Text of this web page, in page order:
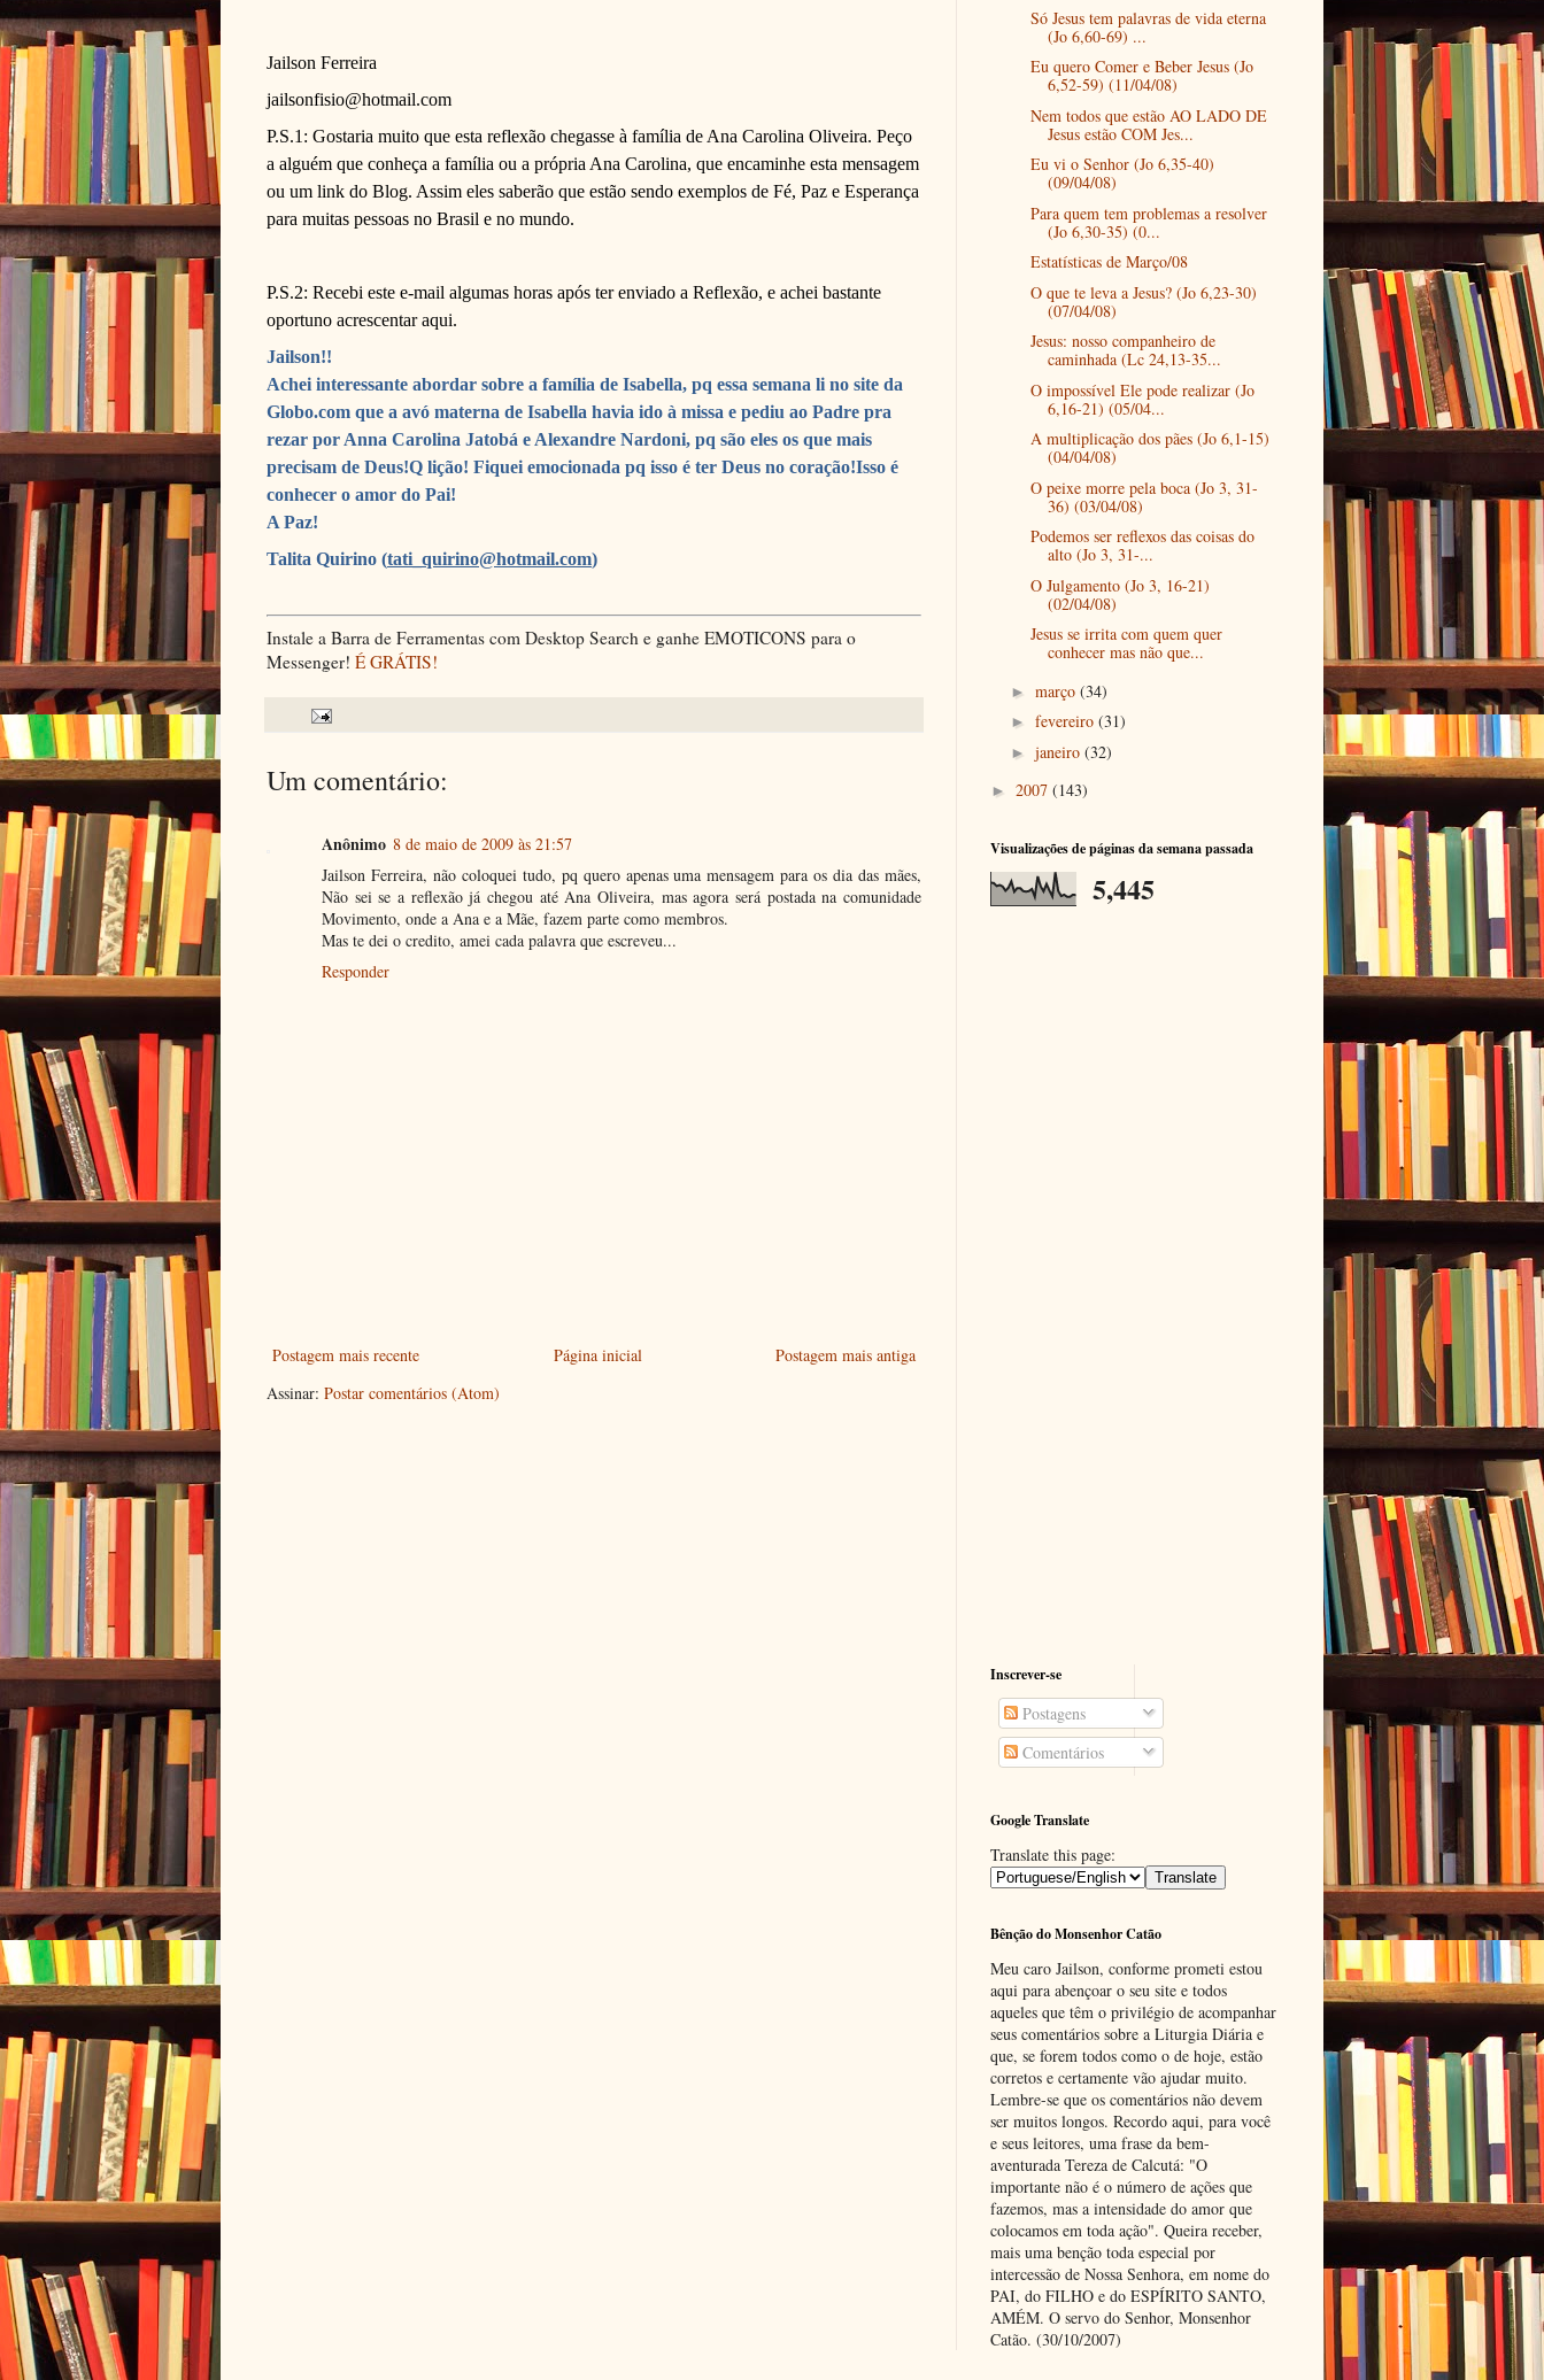
Jailson Ferreira
jailsonfisio@hotmail.com
P.S.1: Gostaria muito que esta reflexão chegasse à família de Ana Carolina Oliveira. Peço
a alguém que conheça a família ou a própria Ana Carolina, que encaminhe esta mensagem
ou um link do Blog. Assim eles saberão que estão sendo exemplos de Fé, Paz e Esperança
para muitas pessoas no Brasil e no mundo.
P.S.2: Recebi este e-mail algumas horas após ter enviado a Reflexão, e achei bastante
oportuno acrescentar aqui.
Jailson!!
Achei interessante abordar sobre a família de Isabella, pq essa semana li no site da
Globo.com que a avó materna de Isabella havia ido à missa e pediu ao Padre pra
rezar por Anna Carolina Jatobá e Alexandre Nardoni, pq são eles os que mais
precisam de Deus!Q lição! Fiquei emocionada pq isso é ter Deus no coração!Isso é
conhecer o amor do Pai!
A Paz!
Talita Quirino (tati_quirino@hotmail.com)
Instale a Barra de Ferramentas com Desktop Search e ganhe EMOTICONS para o
Messenger! É GRÁTIS!
Um comentário:
Anônimo 8 de maio de 2009 às 21:57
Jailson Ferreira, não coloquei tudo, pq quero apenas uma mensagem para os dia das mães,
Não sei se a reflexão já chegou até Ana Oliveira, mas agora será postada na comunidade
Movimento, onde a Ana e a Mãe, fazem parte como membros.
Mas te dei o credito, amei cada palavra que escreveu...
Responder
Postagem mais recente Postagem mais antiga
Página inicial
Assinar: Postar comentários (Atom)
Só Jesus tem palavras de vida eterna
(Jo 6,60-69) ...
Eu quero Comer e Beber Jesus (Jo
6,52-59) (11/04/08)
Nem todos que estão AO LADO DE
Jesus estão COM Jes...
Eu vi o Senhor (Jo 6,35-40)
(09/04/08)
Para quem tem problemas a resolver
(Jo 6,30-35) (0...
Estatísticas de Março/08
O que te leva a Jesus? (Jo 6,23-30)
(07/04/08)
Jesus: nosso companheiro de
caminhada (Lc 24,13-35...
O impossível Ele pode realizar (Jo
6,16-21) (05/04...
A multiplicação dos pães (Jo 6,1-15)
(04/04/08)
O peixe morre pela boca (Jo 3, 31-
36) (03/04/08)
Podemos ser reflexos das coisas do
alto (Jo 3, 31-...
O Julgamento (Jo 3, 16-21)
(02/04/08)
Jesus se irrita com quem quer
conhecer mas não que...
► março (34)
► fevereiro (31)
► janeiro (32)
► 2007 (143)
Visualizações de páginas da semana passada
5,445
Inscrever-se
Postagens
Comentários
Google Translate
Translate this page:
Bênção do Monsenhor Catão
Meu caro Jailson, conforme prometi estou
aqui para abençoar o seu site e todos
aqueles que têm o privilégio de acompanhar
seus comentários sobre a Liturgia Diária e
que, se forem todos como o de hoje, estão
corretos e certamente vão ajudar muito.
Lembre-se que os comentários não devem
ser muitos longos. Recordo aqui, para você
e seus leitores, uma frase da bem-
aventurada Tereza de Calcutá: "O
importante não é o número de ações que
fazemos, mas a intensidade do amor que
colocamos em toda ação". Queira receber,
mais uma benção toda especial por
intercessão de Nossa Senhora, em nome do
PAI, do FILHO e do ESPÍRITO SANTO,
AMÉM. O servo do Senhor, Monsenhor
Catão. (30/10/2007)